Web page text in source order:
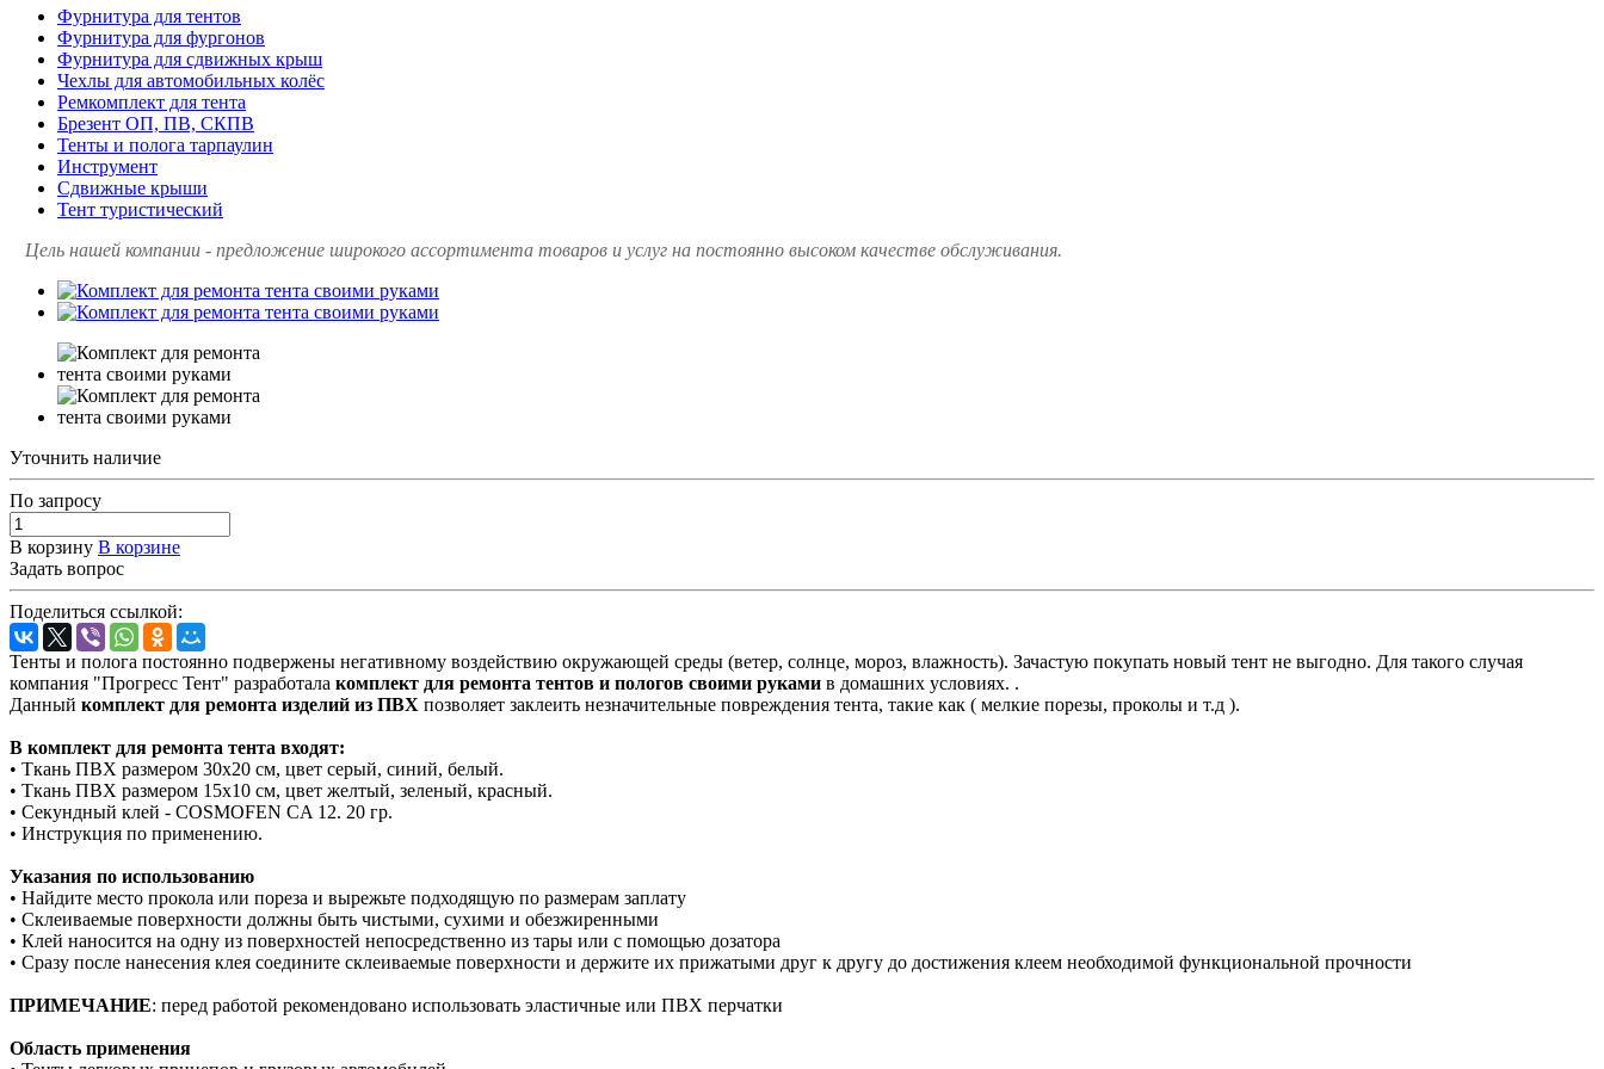
Фурнитура для тентов
Фурнитура для фургонов
Фурнитура для сдвижных крыш
Чехлы для автомобильных колёс
Ремкомплект для тента
Брезент ОП, ПВ, СКПВ
Тенты и полога тарпаулин
Инструмент
Сдвижные крыши
Тент туристический
Цель нашей компании - предложение широкого ассортимента товаров и услуг на постоянно высоком качестве обслуживания.
Уточнить наличие
По запросу
В корзину В корзине
Задать вопрос
Поделиться ссылкой:
Тенты и полога постоянно подвержены негативному воздействию окружающей среды (ветер, солнце, мороз, влажность). Зачастую покупать новый тент не выгодно. Для такого случая
компания "Прогресс Тент" разработала комплект для ремонта тентов и пологов своими руками в домашних условиях. .
Данный комплект для ремонта изделий из ПВХ позволяет заклеить незначительные повреждения тента, такие как ( мелкие порезы, проколы и т.д ).
В комплект для ремонта тента входят:
• Ткань ПВХ размером 30х20 см, цвет серый, синий, белый.
• Ткань ПВХ размером 15х10 см, цвет желтый, зеленый, красный.
• Секундный клей - COSMOFEN CA 12. 20 гр.
• Инструкция по применению.
Указания по использованию
• Найдите место прокола или пореза и вырежьте подходящую по размерам заплату
• Склеиваемые поверхности должны быть чистыми, сухими и обезжиренными
• Клей наносится на одну из поверхностей непосредственно из тары или с помощью дозатора
• Сразу после нанесения клея соедините склеиваемые поверхности и держите их прижатыми друг к другу до достижения клеем необходимой функциональной прочности
ПРИМЕЧАНИЕ: перед работой рекомендовано использовать эластичные или ПВХ перчатки
Область применения